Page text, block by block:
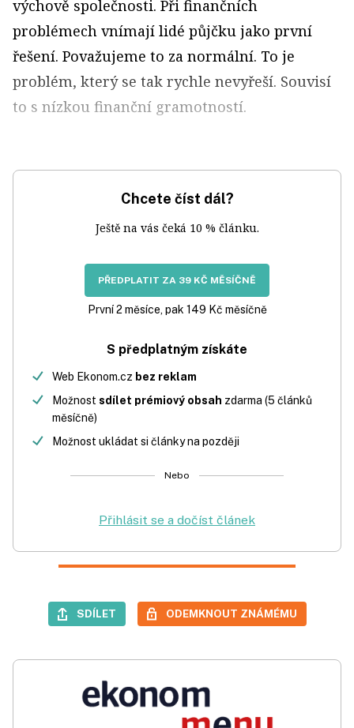
výchově společnosti. Při finančních
problémech vnímají lidé půjčku jako první
řešení. Považujeme to za normální. To je
problém, který se tak rychle nevyřeší. Souvisí
to s nízkou finanční gramotností.
Chcete číst dál?
Ještě na vás čeká 10 % článku.
PŘEDPLATIT ZA 39 KČ MĚSÍČNĚ
První 2 měsíce, pak 149 Kč měsíčně
S předplatným získáte
Web Ekonom.cz bez reklam
Možnost sdílet prémiový obsah zdarma (5 článků
měsíčně)
Možnost ukládat si články na později
Nebo
Přihlásit se a dočíst článek
SDÍLET ODEMKNOUT ZNÁMÉMU